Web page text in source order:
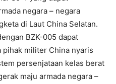
negara – negara
di Laut China Selatan.
BZK-005 dapat
militer China nyaris
persenjataan kelas berat
maju armada negara –